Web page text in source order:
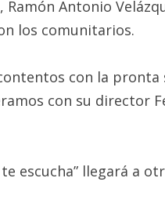
Ramón Antonio
los comunitarios.
con la pronta
con su director
te escucha” llegará a